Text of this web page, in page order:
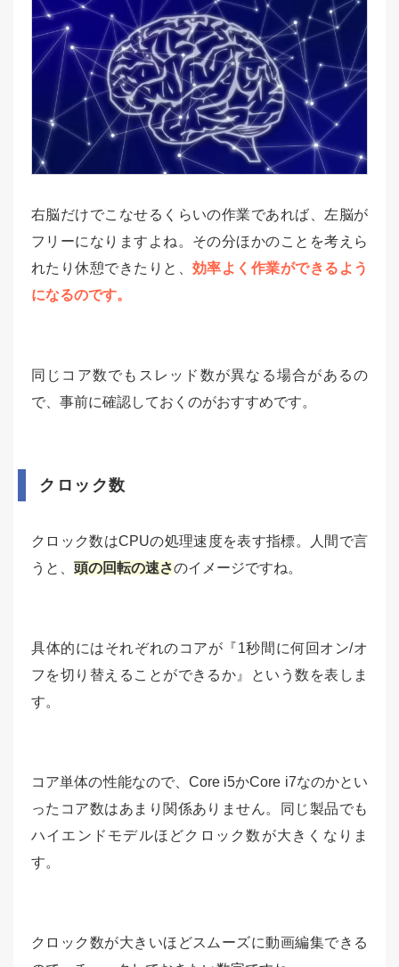
右脳だけでこなせるくらいの作業であれば、左脳が
フリーになりますよね。その分ほかのことを考えら
れたり休憩できたりと、 効率よく作業ができるよう
になるのです。
同じコア数でもスレッド数が異なる場合があるの
で、事前に確認しておくのがおすすめです。
クロック数
クロック数はCPUの処理速度を表す指標。人間で言
うと、 頭の回転の速さのイメージですね。
具体的にはそれぞれのコアが『1秒間に何回オン/オ
フを切り替えることができるか』という数を表しま
す。
コア単体の性能なので、Core i5かCore i7なのかとい
ったコア数はあまり関係ありません。同じ製品でも
ハイエンドモデルほどクロック数が大きくなりま
す。
クロック数が大きいほどスムーズに動画編集できる